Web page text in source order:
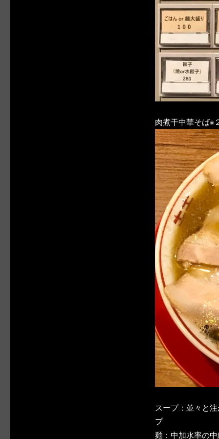
肉煮干中華そば※
スープ：並々と
プ
麺：中加水率の